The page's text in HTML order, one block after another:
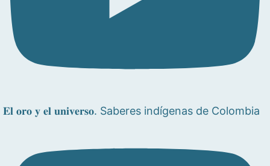
𝐄𝐥 𝐨𝐫𝐨 𝐲 𝐞𝐥 𝐮𝐧𝐢𝐯𝐞𝐫𝐬𝐨. Saberes indígenas de Colombia